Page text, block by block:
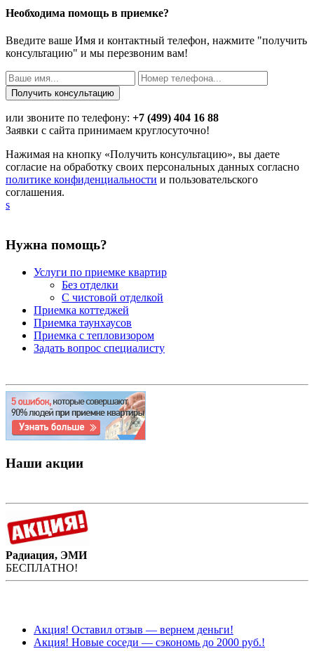
Необходима помощь в приемке?
Введите ваше Имя и контактный телефон, нажмите "получить
консультацию" и мы перезвоним вам!
или звоните по телефону: +7 (499) 404 16 88
Заявки с сайта принимаем круглосуточно!
Нажимая на кнопку «Получить консультацию», вы даете
согласие на обработку своих персональных данных согласно
политике конфиденциальности и пользовательского
соглашения.
s
Нужна помощь?
Услуги по приемке квартир
Без отделки
С чистовой отделкой
Приемка коттеджей
Приемка таунхаусов
Приемка с тепловизором
Задать вопрос специалисту
Наши акции
Радиация, ЭМИ
БЕСПЛАТНО!
Акция! Оставил отзыв — вернем деньги!
Акция! Новые соседи — сэкономь до 2000 руб.!